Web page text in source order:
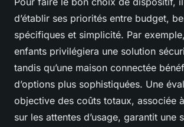
d’établir ses priorités entre budget,
spécifiques et simplicité. Par
enfants privilégiera une solution
tandis qu’une maison connectée
d’options plus sophistiquées. Une
objective des coûts totaux, associée
sur les attentes d’usage, garantit une